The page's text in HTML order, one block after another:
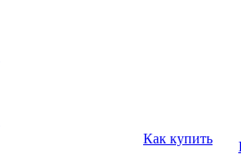
Как купить